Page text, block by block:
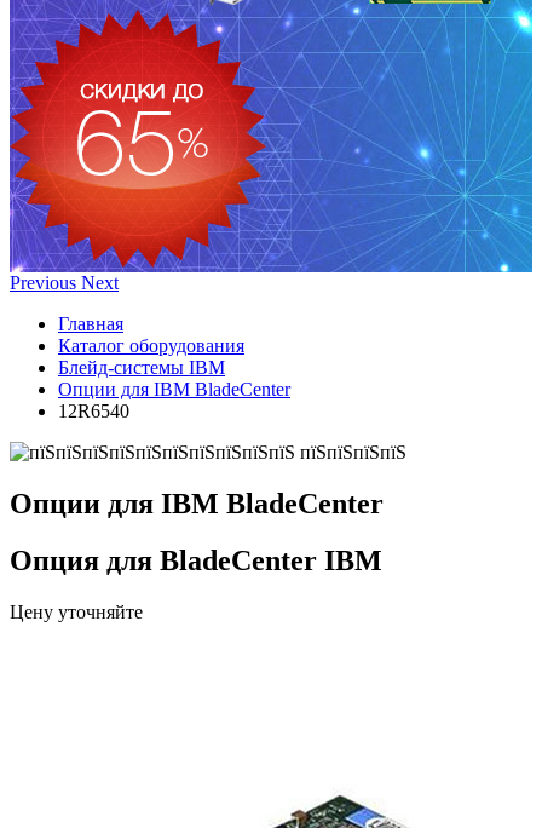
Previous Next
Главная
Каталог оборудования
Блейд-системы IBM
Опции для IBM BladeCenter
12R6540
Опции для IBM BladeCenter
Опция для BladeCenter IBM
Цену уточняйте